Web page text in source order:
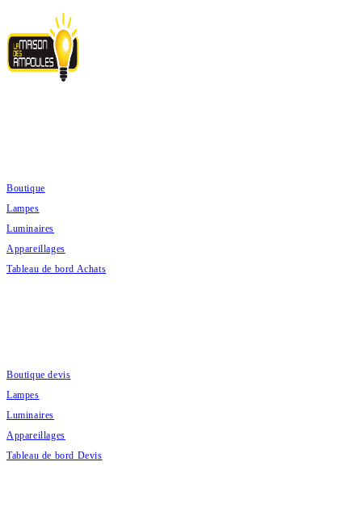
to
content
Boutique
Lampes
Luminaires
Appareillages
Tableau de bord Achats
Boutique devis
Lampes
Luminaires
Appareillages
Tableau de bord Devis